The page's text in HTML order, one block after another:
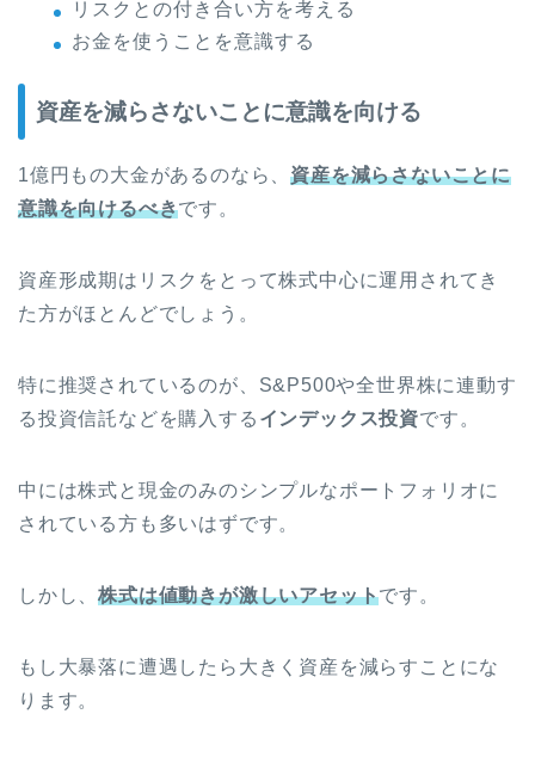
リスクとの付き合い方を考える
お金を使うことを意識する
資産を減らさないことに意識を向ける
1億円もの大金があるのなら、資産を減らさないことに
意識を向けるべきです。
資産形成期はリスクをとって株式中心に運用されてき
た方がほとんどでしょう。
特に推奨されているのが、S&P500や全世界株に連動す
る投資信託などを購入する インデックス投資です。
中には株式と現金のみのシンプルなポートフォリオに
されている方も多いはずです。
しかし、株式は値動きが激しいアセットです。
もし大暴落に遭遇したら大きく資産を減らすことにな
ります。